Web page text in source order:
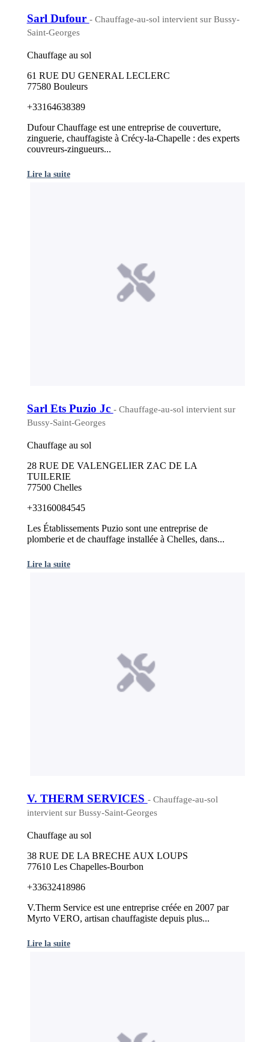
Sarl Dufour - Chauffage-au-sol intervient sur Bussy-
Saint-Georges
Chauffage au sol
61 RUE DU GENERAL LECLERC
77580 Bouleurs
+33164638389
Dufour Chauffage est une entreprise de couverture,
zinguerie, chauffagiste à Crécy-la-Chapelle : des experts
couvreurs-zingueurs...
Lire la suite
Sarl Ets Puzio Jc - Chauffage-au-sol intervient sur
Bussy-Saint-Georges
Chauffage au sol
28 RUE DE VALENGELIER ZAC DE LA
TUILERIE
77500 Chelles
+33160084545
Les Établissements Puzio sont une entreprise de
plomberie et de chauffage installée à Chelles, dans...
Lire la suite
V. THERM SERVICES - Chauffage-au-sol
intervient sur Bussy-Saint-Georges
Chauffage au sol
38 RUE DE LA BRECHE AUX LOUPS
77610 Les Chapelles-Bourbon
+33632418986
V.Therm Service est une entreprise créée en 2007 par
Myrto VERO, artisan chauffagiste depuis plus...
Lire la suite